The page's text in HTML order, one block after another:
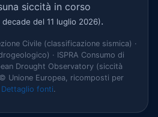
siccità in corso
del 11 luglio 2026).
Civile (classificazione sismica) ·
· ISPRA Consumo di
Drought Observatory (siccità
Unione Europea, ricomposti per
Dettaglio fonti.